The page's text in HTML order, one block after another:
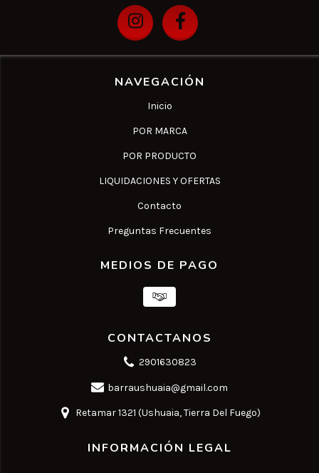
NAVEGACIÓN
Inicio
POR MARCA
POR PRODUCTO
LIQUIDACIONES Y OFERTAS
Contacto
Preguntas Frecuentes
MEDIOS DE PAGO
CONTACTANOS
2901630823
barraushuaia@gmail.com
Retamar 1321 (Ushuaia, Tierra Del Fuego)
INFORMACIÓN LEGAL